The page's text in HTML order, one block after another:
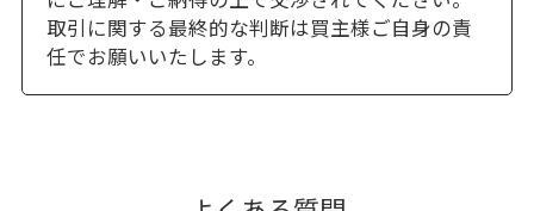
取引に関する最終的な判断は買主様ご自身の責
任でお願いいたします。